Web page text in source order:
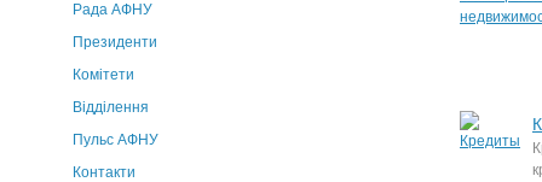
Рада АФНУ
Президенти
Комітети
Відділення
Пульс АФНУ
Контакти